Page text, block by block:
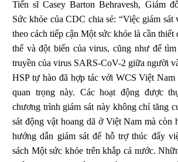
Tiến sĩ Casey Barton Behravesh, Giám
Sức khỏe của CDC chia sẻ: “Việc giám
theo cách tiếp cận Một sức khỏe là cần thiết
thể và đột biến của virus, cũng như để
truyền của virus SARS-CoV-2 giữa người
HSP tự hào đã hợp tác với WCS Việt
quan trọng này. Các hoạt động được
chương trình giám sát này không chỉ tăng
sát động vật hoang dã ở Việt Nam mà còn
hướng dẫn giám sát để hỗ trợ thúc đẩy
sách Một sức khỏe trên khắp cả nước.